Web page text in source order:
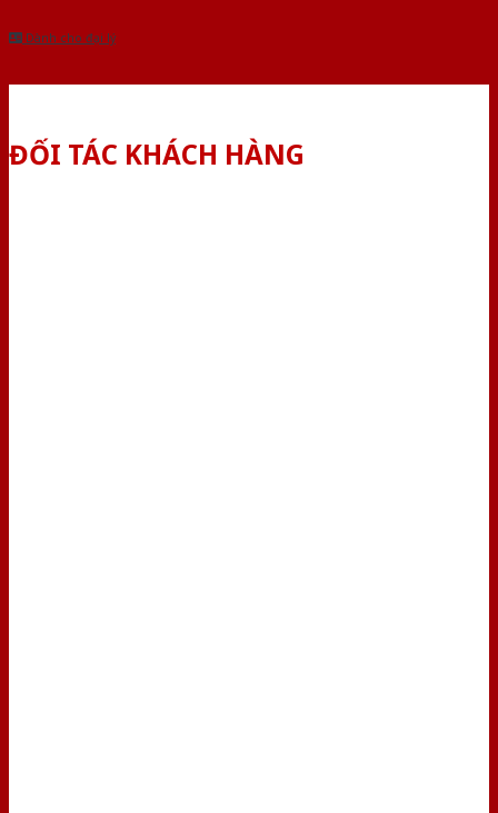
Dành cho đại lý
ĐỐI TÁC KHÁCH HÀNG